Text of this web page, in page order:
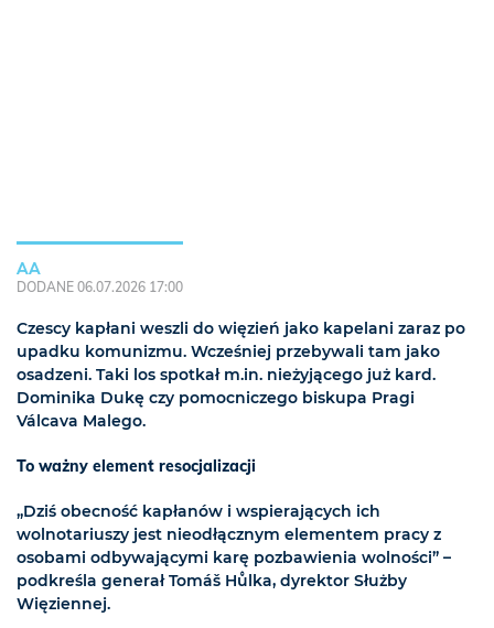
AA
DODANE 06.07.2026 17:00
Czescy kapłani weszli do więzień jako kapelani zaraz po
upadku komunizmu. Wcześniej przebywali tam jako
osadzeni. Taki los spotkał m.in. nieżyjącego już kard.
Dominika Dukę czy pomocniczego biskupa Pragi
Válcava Malego.
To ważny element resocjalizacji
„Dziś obecność kapłanów i wspierających ich
wolnotariuszy jest nieodłącznym elementem pracy z
osobami odbywającymi karę pozbawienia wolności” –
podkreśla generał Tomáš Hůlka, dyrektor Służby
Więziennej.